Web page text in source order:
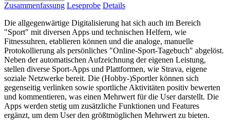
Zusammenfassung Leseprobe Details
Die allgegenwärtige Digitalisierung hat sich auch im Bereich
"Sport" mit diversen Apps und technischen Helfern, wie
Fitnessuhren, etablieren können und die analoge, manuelle
Protokollierung als persönliches "Online-Sport-Tagebuch" abgelöst.
Neben der automatischen Aufzeichnung der eigenen Leistung,
stellen diverse Sport-Apps und Plattformen, wie Strava, eigene
soziale Netzwerke bereit. Die (Hobby-)Sportler können sich
gegenseitig verlinken sowie sportliche Aktivitäten positiv bewerten
und kommentieren, was einen Mehrwert für die User darstellt. Die
Apps werden stetig um zusätzliche Funktionen und Features
ergänzt, um dem User den größtmöglichen Mehrwert zu bieten.